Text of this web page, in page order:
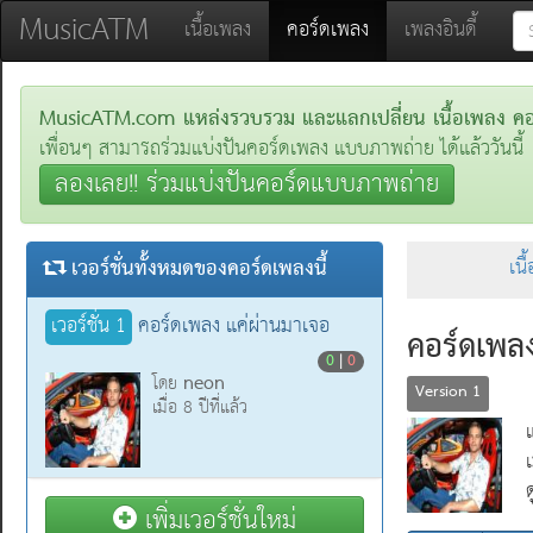
MusicATM เนื้อเพลง คอร์ดเพลง (current)
เพลงอินดี้
MusicATM.com แหล่งรวบรวม และแลกเปลี่ยน เนื้อเพลง
เพื่อนๆ สามารถร่วมแบ่งปันคอร์ดเพลง แบบภาพถ่าย ได้แล้ววันนี้
ลองเลย!! ร่วมแบ่งปันคอร์ดแบบภาพถ่าย
เ
คอร์ดเพ
Version 1
เวอร์ชั่นทั้งหมดของคอร์ดเพลงนี้
เวอร์ชั่น 1 คอร์ดเพลง แค่ผ่านมาเจอ
0 |0
โดย neon
เมื่อ 8 ปีที่แล้ว
เพิ่มเวอร์ชั่นใหม่